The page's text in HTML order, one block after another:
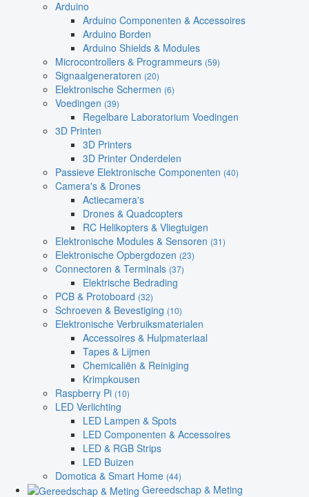
Arduino
Arduino Componenten & Accessoires
Arduino Borden
Arduino Shields & Modules
Microcontrollers & Programmeurs (59)
Signaalgeneratoren (20)
Elektronische Schermen (6)
Voedingen (39)
Regelbare Laboratorium Voedingen
3D Printen
3D Printers
3D Printer Onderdelen
Passieve Elektronische Componenten (40)
Camera's & Drones
Actiecamera's
Drones & Quadcopters
RC Helikopters & Vliegtuigen
Elektronische Modules & Sensoren (31)
Elektronische Opbergdozen (23)
Connectoren & Terminals (37)
Elektrische Bedrading
PCB & Protoboard (32)
Schroeven & Bevestiging (10)
Elektronische Verbruiksmaterialen
Accessoires & Hulpmateriaal
Tapes & Lijmen
Chemicaliën & Reiniging
Krimpkousen
Raspberry Pi (10)
LED Verlichting
LED Lampen & Spots
LED Componenten & Accessoires
LED & RGB Strips
LED Buizen
Domotica & Smart Home (44)
Gereedschap & Meting